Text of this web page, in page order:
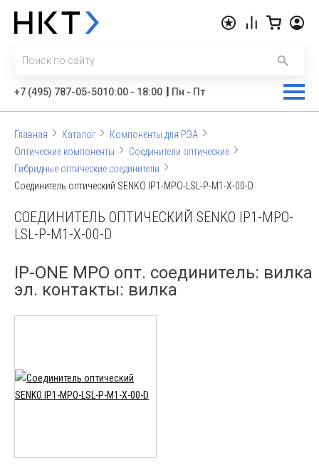
+7 (495) 787-05-5010:00 - 18:00 Пн - Пт
Главная Каталог
Компоненты для РЭА
Оптические компоненты
Соединители оптические
Гибридные оптические соединители
Соединитель оптический SENKO IP1-MPO-LSL-P-M1-X-00-D
СОЕДИНИТЕЛЬ ОПТИЧЕСКИЙ SENKO IP1-MPO-
LSL-P-M1-X-00-D
IP-ONE MPO опт. соединитель: вилка
эл. контакты: вилка